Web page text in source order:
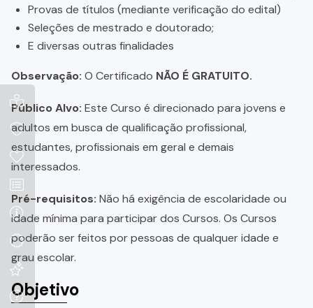
Provas de títulos (mediante verificação do edital)
Seleções de mestrado e doutorado;
E diversas outras finalidades
Observação: O Certificado NÃO É GRATUITO.
Público Alvo: Este Curso é direcionado para jovens e
adultos em busca de qualificação profissional,
estudantes, profissionais em geral e demais
interessados.
Pré-requisitos: Não há exigência de escolaridade ou
idade mínima para participar dos Cursos. Os Cursos
poderão ser feitos por pessoas de qualquer idade e
grau escolar.
Objetivo